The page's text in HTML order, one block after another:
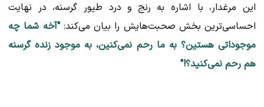
این مرغدار، با اشاره به رنج و درد طیور گرسنه، در نهایت
احساسی‌ترین بخش صحبت‌هایش را بیان می‌کند:"آخه شما چه
موجوداتی هستین؟ به ما رحم نمی‌کنین، به موجود زنده گرسنه
هم رحم نمی‌کنید؟!"